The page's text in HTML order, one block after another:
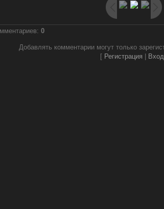
: 0
Добавлять комментарии могут только
[ Регистрация Вход